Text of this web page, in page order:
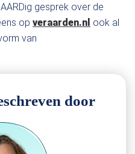
gesprek over de
op veraarden.nl ook al
van
door